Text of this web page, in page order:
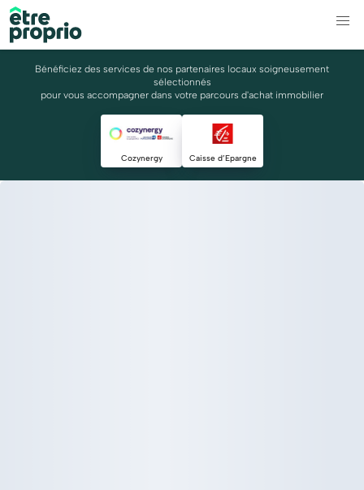
Bénéficiez des services de nos partenaires locaux soigneusement
sélectionnés
pour vous accompagner dans votre parcours d'achat immobilier
Cozynergy Caisse d’Epargne